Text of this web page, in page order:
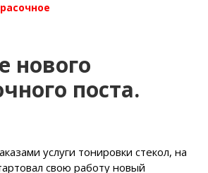
нового
поста.
услуги тонировки стекол, на
свою работу новый